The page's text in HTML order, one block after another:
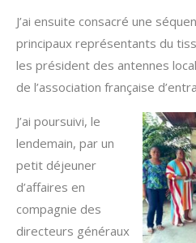
J’ai ensuite consacré une
principaux représentants du
les président des antennes
de l’association française
J’ai poursuivi, le
lendemain, par un
petit déjeuner
d’affaires en
compagnie des
directeurs généraux